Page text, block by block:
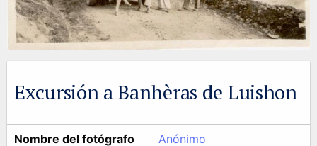
Excursión a Banhèras de Luishon
Nombre del fotógrafo
Anónimo